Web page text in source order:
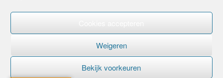
Weigeren
Bekijk voorkeuren